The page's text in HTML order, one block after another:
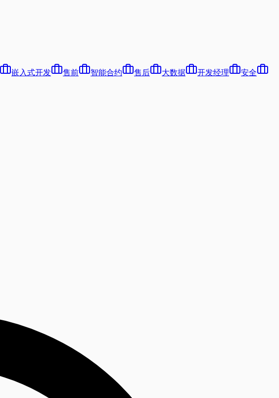
嵌入式开发 售前 智能合约 售后 大数据 开发经理 安全